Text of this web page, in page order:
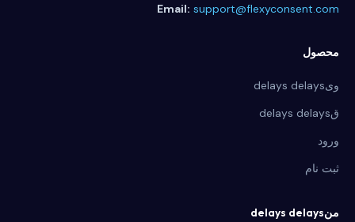
Email: support@flexyconsent.com
محصول
ویdelays delays
قdelays delays
ورود
ثبت نام
منdelays delays